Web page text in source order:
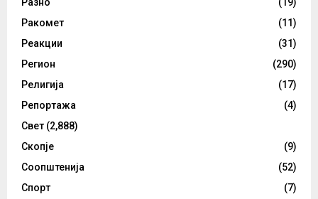
Ракомет
(11)
Реакции
(31)
Регион
(290)
Религија
(17)
Репортажа
(4)
Свет (2,888)
Скопје
(9)
Соопштенија
(52)
Спорт
(7)